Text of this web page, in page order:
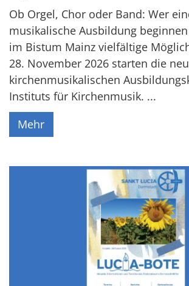
Ob Orgel, Chor oder Band: Wer
musikalische Ausbildung
im Bistum Mainz vielfältige
28. November 2026 starten die
kirchenmusikalischen
Instituts für Kirchenmusik. ...
Mehr